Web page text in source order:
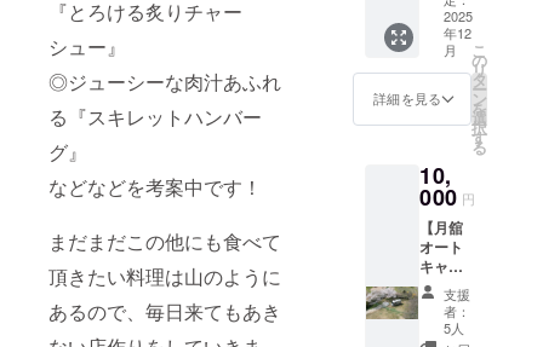
『とろける炙りチャー
シュー』
◎ジューシーな肉汁あふれ
る『スキレットハンバー
グ』
などなどを考案中です！
まだまだこの他にも食べて
頂きたい料理は山のように
あるので、毎日来てもあき
をガッツリ
と食べて、
午後の仕事
ぱいで働け
夜にはお父
さんは生
ビールを楽
しみなが
ら、お母さ
んと子ども
に利用
可能 ・
「ぶた
の休
食事が
できる
て好評
・サイ
ト料金
の割引
はめっ
たにな
いの
で、こ
の機会
きま
す。 地
元の
方、
キャン
ちゃん
連れの
方な
ど、み
んなの
応援が
集ま
る“つな
がりの
んな贅
沢な
キャン
プスタ
イルが
専用の
宿泊プ
ランで
す。 こ
こがポ
イント
・お花
見サイ
ト専用
地元応
援価
格：
9,500
円！
（500円
お
「ぶた
の休
日」
は、福
島の自
然と人
のぬく
もりを
感じら
2025
年12
月
詳細を見る
こ
の
リ
タ
ー
ン
を
選
択
す
る
10,
000 円
【月舘
オート
キャン
プベー
ス
SAKUR
支援
者：
5人